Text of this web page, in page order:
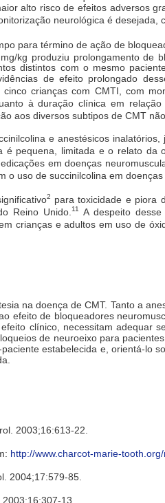
alto risco de efeitos adversos
neurológica é desejada,
para término de ação de
kg produziu prolongamento de
distintos com o mesmo
de efeito prolongado
crianças com CMTI, com
à duração clínica em
aos diversos subtipos de CMT
e anestésicos
é pequena, limitada e o relato
em doenças
uso de succinilcolina em doenças
2
para toxicidade e piora
Reino Unido. 11
A despeito
crianças e adultos em uso de
na doença de CMT. Tanto a
efeito de bloqueadores
clínico, necessitam adequar
de neuroeixo para
estabelecida e, orientá-lo
2003;16:613-22.
http://www.charcot-marie-
2004;17:579-85.
13.